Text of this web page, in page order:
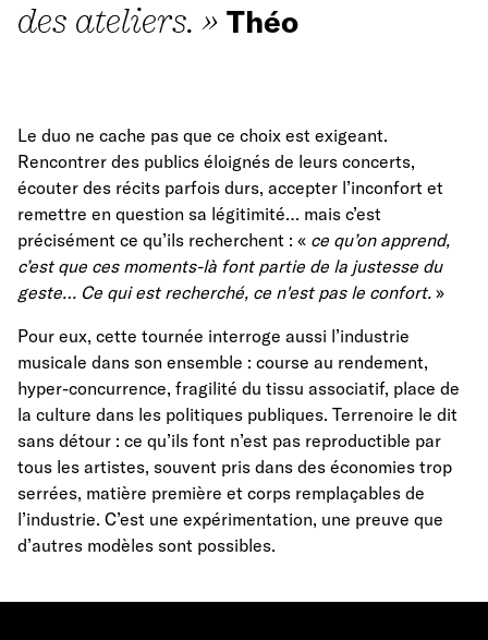
des ateliers. » Théo
Le duo ne cache pas que ce choix est exigeant.
Rencontrer des publics éloignés de leurs concerts,
écouter des récits parfois durs, accepter l’inconfort et
remettre en question sa légitimité… mais c’est
précisément ce qu’ils recherchent : « ce qu’on apprend,
c’est que ces moments-là font partie de la justesse du
geste… Ce qui est recherché, ce n'est pas le confort. »
Pour eux, cette tournée interroge aussi l’industrie
musicale dans son ensemble : course au rendement,
hyper-concurrence, fragilité du tissu associatif, place de
la culture dans les politiques publiques. Terrenoire le dit
sans détour : ce qu’ils font n’est pas reproductible par
tous les artistes, souvent pris dans des économies trop
serrées, matière première et corps remplaçables de
l’industrie. C’est une expérimentation, une preuve que
d’autres modèles sont possibles.